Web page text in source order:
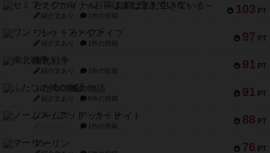
103 PT
セミファイナル ～お前はまだ生きている～
紹介文あり 1件の投稿
97 PT
ワン・トゥ・ファイブ
紹介文あり 1件の投稿
91 PT
南北戦争
紹介文あり 1件の投稿
91 PT
ふたつの城の物語
紹介文あり 6件の投稿
88 PT
ノームズ・アット・ナイト
1件の投稿
76 PT
マーリン